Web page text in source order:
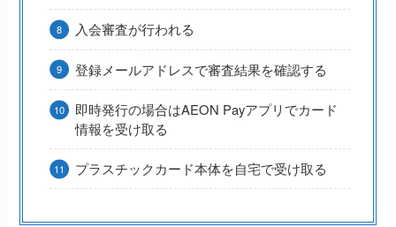
入会審査が行われる
登録メールアドレスで審査結果を確認する
即時発行の場合はAEON Payアプリでカード
情報を受け取る
プラスチックカード本体を自宅で受け取る